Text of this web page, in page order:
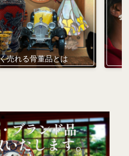
売れる骨董品とは